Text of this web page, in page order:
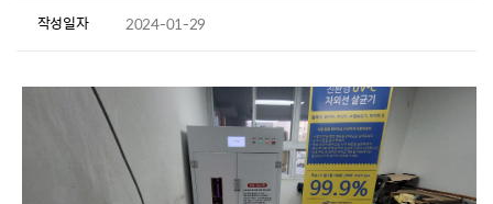
작성일자 2024-01-29